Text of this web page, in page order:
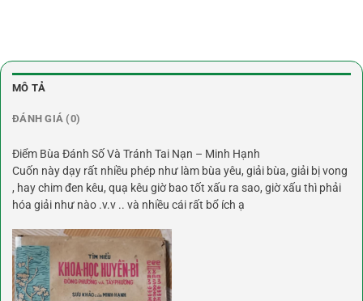
MÔ TẢ
ĐÁNH GIÁ (0)
Điểm Bùa Đánh Số Và Tránh Tai Nạn – Minh Hạnh
Cuốn này dạy rất nhiều phép như làm bùa yêu, giải bùa, giải bị vong
, hay chim đen kêu, quạ kêu giờ bao tốt xấu ra sao, giờ xấu thì phải
hóa giải như nào .v.v .. và nhiều cái rất bổ ích ạ